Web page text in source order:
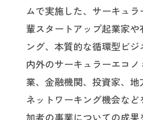
ムで実施した、サーキュ
輩スタートアップ起業家や
ング、本質的な循環型ビ
内外のサーキュラーエコ
業、金融機関、投資家、
ネットワーキング機会な
加者の事業についての成果